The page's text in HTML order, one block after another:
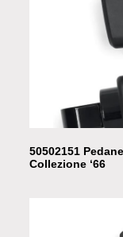
50502151
Collezione ‘66